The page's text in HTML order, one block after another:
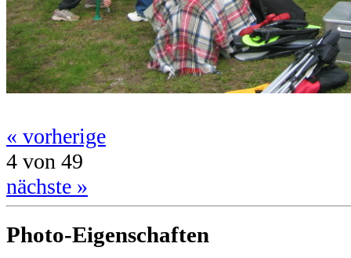
« vorherige
4 von 49
nächste »
Photo-Eigenschaften